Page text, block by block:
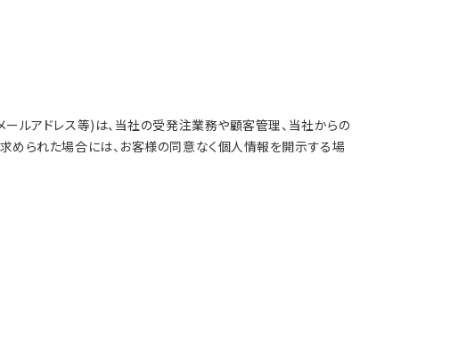
ルアドレス等)は、当社の受発注業務や顧客管理、当社からの
められた場合には、お客様の同意なく個人情報を開示する場